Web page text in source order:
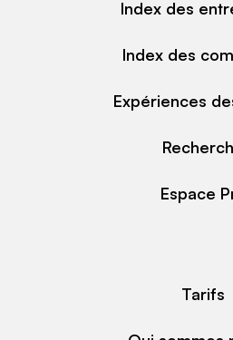
Index des
Index des
Expériences
Espace
Tarifs